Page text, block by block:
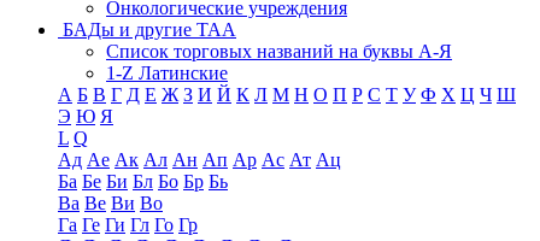
Онкологические учреждения
БАДы и другие ТАА
Список торговых названий на буквы А-Я
1-Z Латинские
А Б В Г Д Е Ж З И Й К Л М Н О П Р С Т У Ф Х Ц Ч Ш
Э Ю Я
L Q
Ад Ае Ак Ал Ан Ап Ар Ас Ат Ац
Ба Бе Би Бл Бо Бр Бь
Ва Ве Ви Во
Га Ге Ги Гл Го Гр